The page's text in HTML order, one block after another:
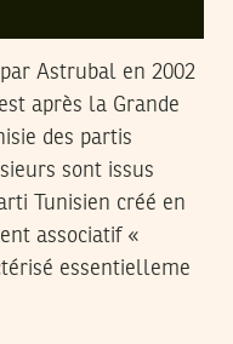
Astrubal en 2002
après la Grande
des partis
sont issus
Tunisien créé en
associatif «
essentielleme